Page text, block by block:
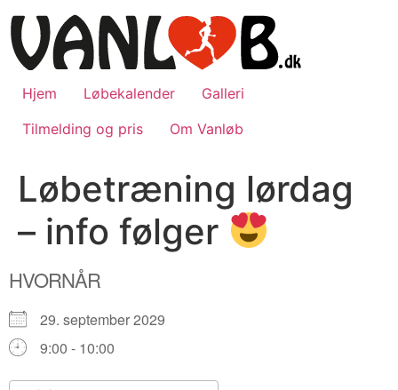
til
indhold
Hjem Løbekalender
Galleri
Tilmelding og pris
Om Vanløb
Løbetræning lørdag
– info følger
HVORNÅR
29. september 2029
9:00 - 10:00